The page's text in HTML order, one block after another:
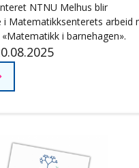
NTNU Melhus blir
Matematikksenterets arbeid
i barnehagen».